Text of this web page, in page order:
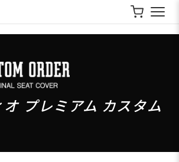
プレミアム カスタム